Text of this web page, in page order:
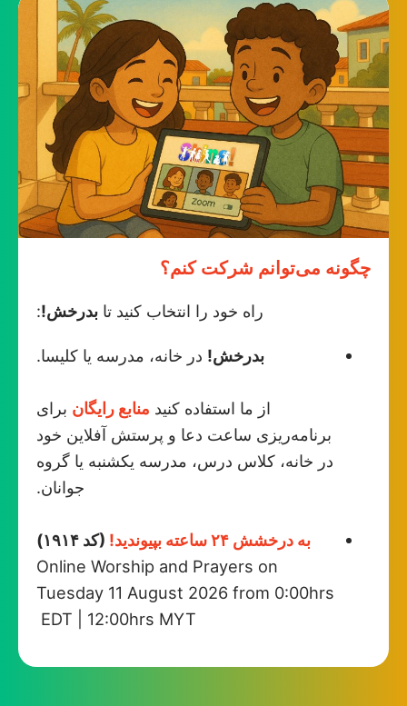
چگونه می‌توانم شرکت کنم؟
راه خود را انتخاب کنید تا بدرخش!:
بدرخش! در خانه، مدرسه یا کلیسا.
از ما استفاده کنید منابع رایگان برای
برنامه‌ریزی ساعت دعا و پرستش آفلاین خود
در خانه، کلاس درس، مدرسه یکشنبه یا گروه
جوانان.
به درخشش ۲۴ ساعته بپیوندید!
(کد ۱۹۱۴)
Online Worship and Prayers on
Tuesday 11 August 2026 from 0:00hrs
EDT | 12:00hrs MYT